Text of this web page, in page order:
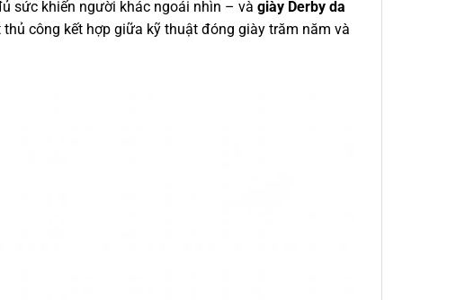
sức khiến người khác ngoái nhìn – và giày Derby da
công kết hợp giữa kỹ thuật đóng giày trăm năm và